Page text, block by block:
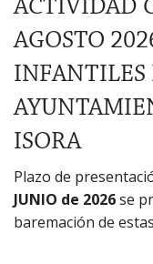
ACTIVIDAD
AGOSTO
INFANTILES
ISORA
Plazo de
JUNIO de 2026se
baremación de